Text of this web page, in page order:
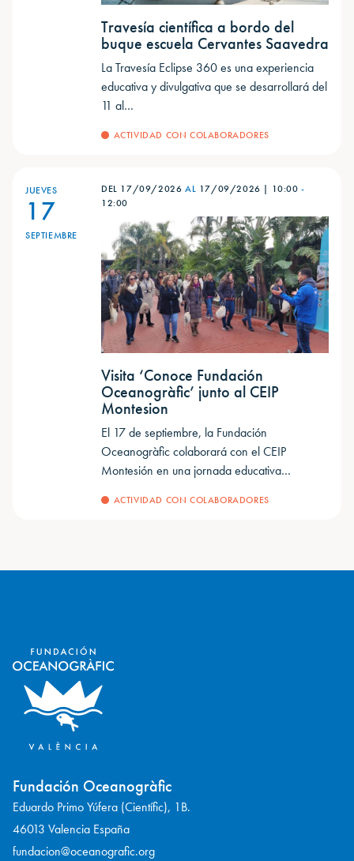
Travesía científica a bordo del
buque escuela Cervantes Saavedra
La Travesía Eclipse 360 es una experiencia
educativa y divulgativa que se desarrollará del
11 al…
ACTIVIDAD CON COLABORADORES
JUEVES
17
SEPTIEMBRE
DEL 17/09/2026 AL 17/09/2026 | 10:00 -
12:00
Visita ‘Conoce Fundación
Oceanogràfic’ junto al CEIP
Montesion
El 17 de septiembre, la Fundación
Oceanogràfic colaborará con el CEIP
Montesión en una jornada educativa…
ACTIVIDAD CON COLABORADORES
Fundación Oceanogràfic
Eduardo Primo Yúfera (Científic), 1B.
46013 Valencia España
fundacion@oceanografic.org